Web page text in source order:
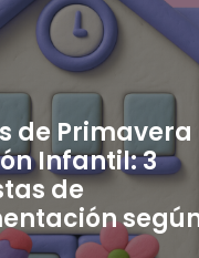
de Primavera
Infantil: 3
de